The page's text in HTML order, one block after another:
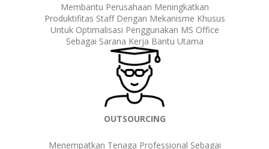
Membantu Perusahaan Meningkatkan
Produktifitas Staff Dengan Mekanisme Khusus
Untuk Optimalisasi Penggunakan MS Office
Sebagai Sarana Kerja Bantu Utama
OUTSOURCING
Menempatkan Tenaga Professional Sebagai